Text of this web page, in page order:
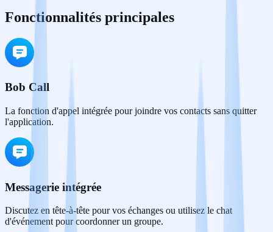
Fonctionnalités principales
Bob Call
La fonction d'appel intégrée pour joindre vos contacts sans quitter
l'application.
Messagerie intégrée
Discutez en tête-à-tête pour vos échanges ou utilisez le chat
d'événement pour coordonner un groupe.